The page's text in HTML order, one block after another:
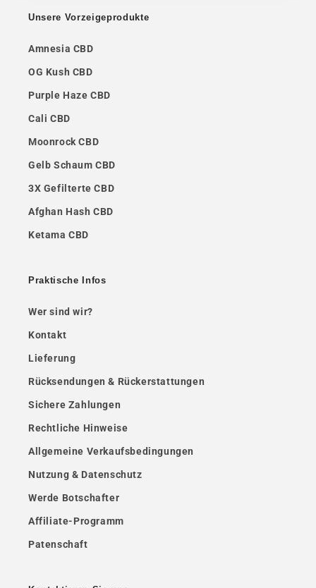
Unsere Vorzeigeprodukte
Amnesia CBD
OG Kush CBD
Purple Haze CBD
Cali CBD
Moonrock CBD
Gelb Schaum CBD
3X Gefilterte CBD
Afghan Hash CBD
Ketama CBD
Praktische Infos
Wer sind wir?
Kontakt
Lieferung
Rücksendungen & Rückerstattungen
Sichere Zahlungen
Rechtliche Hinweise
Allgemeine Verkaufsbedingungen
Nutzung & Datenschutz
Werde Botschafter
Affiliate-Programm
Patenschaft